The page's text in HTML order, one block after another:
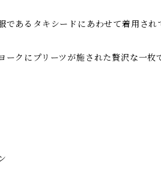
であるタキシードにあわせて着用され
クにプリーツが施された贅沢な一枚